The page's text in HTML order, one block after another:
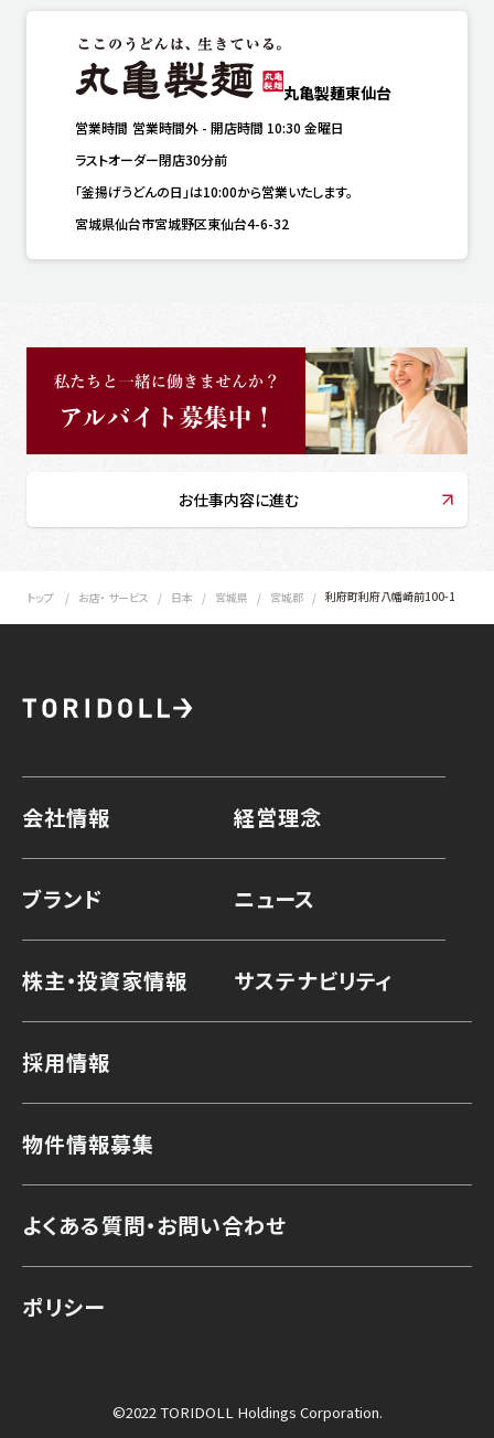
丸亀製麺東仙台
営業時間 営業時間外 - 開店時間 10:30 金曜日
ラストオーダー閉店30分前
「釜揚げうどんの日」は10:00から営業いたします。
宮城県仙台市宮城野区東仙台4-6-32
お仕事内容に進む
トップ お店・ サービス 日本 宮城県 宮城郡 利府町利府八幡崎前100-1
会社情報 経営理念
ブランド ニュース
株主・投資家情報 サステナビリティ
採用情報
物件情報募集
よくある質問・お問い合わせ
ポリシー
©2022 TORIDOLL Holdings Corporation.